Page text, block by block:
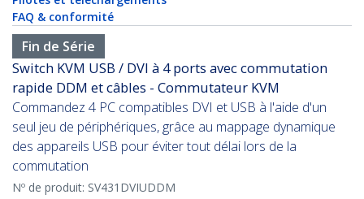
FAQ & conformité
Fin de Série
Switch KVM USB / DVI à 4 ports avec commutation
rapide DDM et câbles - Commutateur KVM
Commandez 4 PC compatibles DVI et USB à l'aide d'un
seul jeu de périphériques, grâce au mappage dynamique
des appareils USB pour éviter tout délai lors de la
commutation
Nº de produit: SV431DVIUDDM